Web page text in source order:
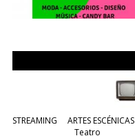
STREAMING
ARTES ESCÉNICAS
Teatro